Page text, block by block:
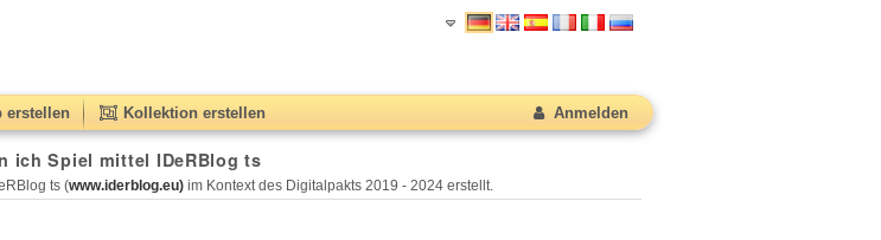
erstellen Kollektion erstellen Anmelden
ich Spiel mittel IDeRBlog ts
ts (www.iderblog.eu) im Kontext des Digitalpakts 2019 - 2024 erstellt.